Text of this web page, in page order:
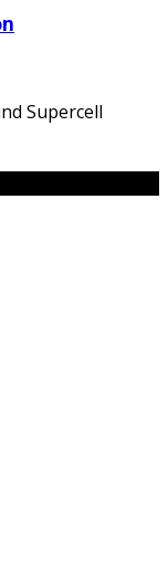
Supercell